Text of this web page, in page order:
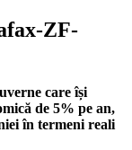
ZF-
care își
de 5% pe an,
în termeni reali